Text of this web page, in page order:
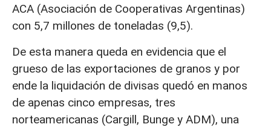
ACA (Asociación de Cooperativas Argentinas)
con 5,7 millones de toneladas (9,5).
De esta manera queda en evidencia que el
grueso de las exportaciones de granos y por
ende la liquidación de divisas quedó en manos
de apenas cinco empresas, tres
norteamericanas (Cargill, Bunge y ADM), una